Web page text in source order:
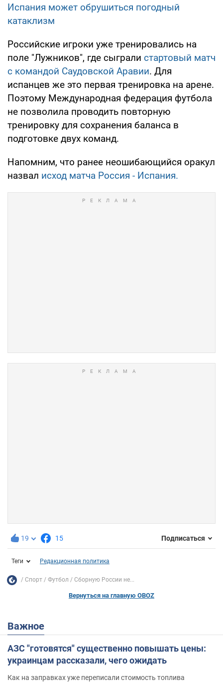
Испания может обрушиться погодный
катаклизм
Российские игроки уже тренировались на
поле "Лужников", где сыграли стартовый матч
с командой Саудовской Аравии. Для
испанцев же это первая тренировка на арене.
Поэтому Международная федерация футбола
не позволила проводить повторную
тренировку для сохранения баланса в
подготовке двух команд.
Напомним, что ранее неошибающийся оракул
назвал исход матча Россия - Испания.
19 15 Подписаться
Теги Редакционная политика
Спорт Футбол Сборную России не...
Вернуться на главную OBOZ
Важное
АЗС "готовятся" существенно повышать цены:
украинцам рассказали, чего ожидать
Как на заправках уже переписали стоимость топлива